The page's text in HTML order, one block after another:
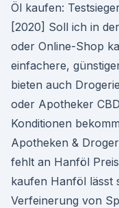
Öl kaufen:
[2020] Soll ich in
oder Online-Shop
einfachere,
bieten auch
oder Apotheker
Konditionen
Apotheken &
fehlt an Hanföl
kaufen Hanföl lässt
Verfeinerung von